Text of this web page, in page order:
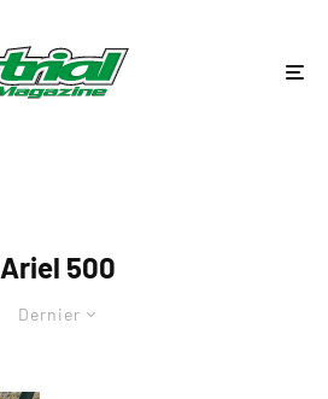
Ariel 500
Dernier